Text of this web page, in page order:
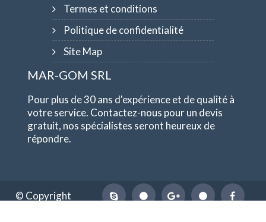
Termes et conditions
Politique de confidentialité
Site Map
MAR-GOM SRL
Pour plus de 30 ans d'expérience et de qualité à
votre service. Contactez-nous pour un devis
gratuit, nos spécialistes seront heureux de
répondre.
© Copyright